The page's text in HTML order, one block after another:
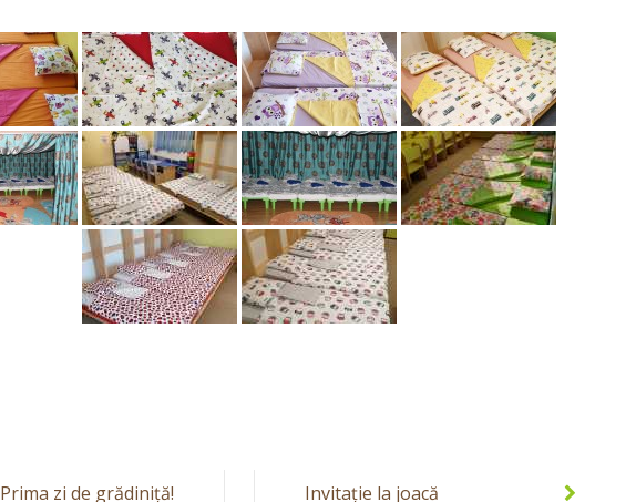
Prima zi de grădiniță! Invitaţie la joacă